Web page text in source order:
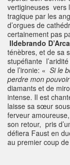
vertigineuses vers
tragique par les
d’orgues de
certainement pas
Ildebrando
ténèbres, et de sa
stupéfiante
de l’ironie: « Si le
perdre mon
diamants et de
intense. Il est
laisse sa sœur
ferveur
son retour, pris
défiera Faust en
au premier coup